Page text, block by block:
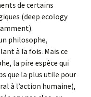
de certains
(deep ecology
philosophe,
à la fois. Mais ce
la pire espèce qui
que la plus utile pour
à l’action humaine),